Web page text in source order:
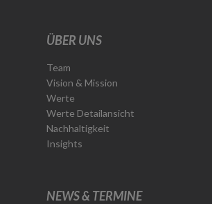
ÜBER UNS
Team
Vision & Mission
Werte
Werte Detailansicht
Nachhaltigkeit
Insights
NEWS & TERMINE